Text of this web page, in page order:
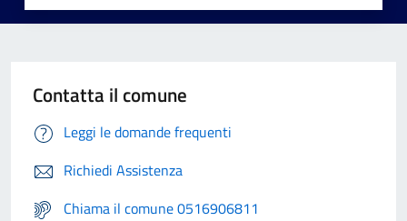
Contatta il comune
Leggi le domande frequenti
Richiedi Assistenza
Chiama il comune 0516906811